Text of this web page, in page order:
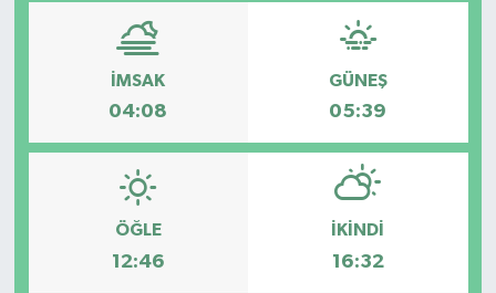
İMSAK
04:08
GÜNEŞ
05:39
ÖĞLE
12:46
İKINDI
16:32